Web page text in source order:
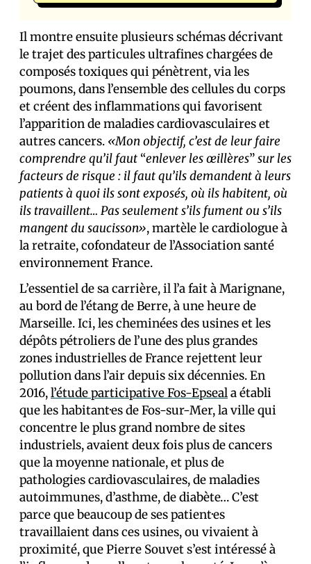
Il montre ensuite plusieurs schémas décrivant
le trajet des particules ultrafines chargées de
composés toxiques qui pénètrent, via les
poumons, dans l’ensemble des cellules du corps
et créent des inflammations qui favorisent
l’apparition de maladies cardiovasculaires et
autres cancers. «Mon objectif, c’est de leur faire
comprendre qu’il faut “enlever les œillères”sur les
facteurs de risque : il faut qu’ils demandent à leurs
patients à quoi ils sont exposés, où ils habitent, où
ils travaillent… Pas seulement s’ils fument ou s’ils
mangent du saucisson», martèle le cardiologue à
la retraite, cofondateur de l’Association santé
environnement France.
L’essentiel de sa carrière, il l’a fait à Marignane,
au bord de l’étang de Berre, à une heure de
Marseille. Ici, les cheminées des usines et les
dépôts pétroliers de l’une des plus grandes
zones industrielles de France rejettent leur
pollution dans l’air depuis six décennies. En
2016,l’étude participative Fos-Epseala établi
que les habitant·es de Fos-sur-Mer, la ville qui
concentre le plus grand nombre de sites
industriels, avaient deux fois plus de cancers
que la moyenne nationale, et plus de
pathologies cardiovasculaires, de maladies
autoimmunes, d’asthme, de diabète… C’est
parce que beaucoup de ses patient·es
travaillaient dans ces usines, ou vivaient à
proximité, que Pierre Souvet s’est intéressé à